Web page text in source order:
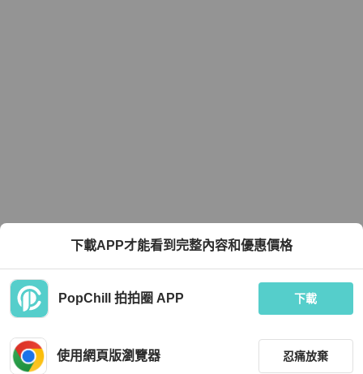
下載APP才能看到完整內容和優惠價格
PopChill 拍拍圈 APP 下載
使用網頁版瀏覽器 忍痛放棄